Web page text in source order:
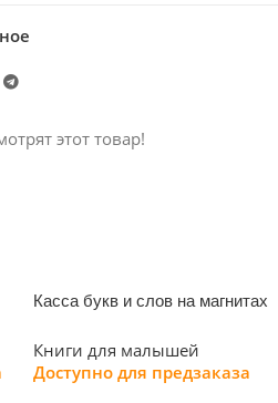
этот товар!
Касса букв и слов на магнитах
Книги для малышей
Доступно для предзаказа